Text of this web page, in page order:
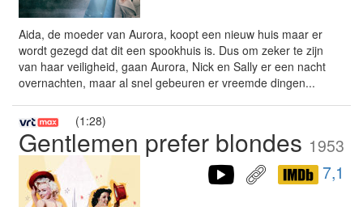
Aida, de moeder van Aurora, koopt een nieuw huis maar er
wordt gezegd dat dit een spookhuis is. Dus om zeker te zijn
van haar veiligheid, gaan Aurora, Nick en Sally er een nacht
overnachten, maar al snel gebeuren er vreemde dingen...
(1:28)
Gentlemen prefer blondes 1953
7,1